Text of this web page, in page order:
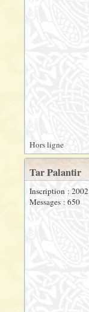
Hors ligne
Tar Palantir
Inscription : 2002
Messages : 650